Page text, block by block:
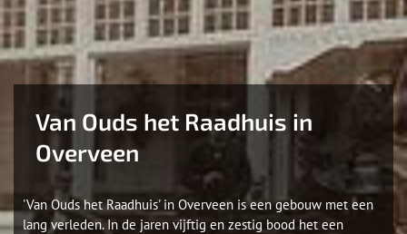
Van Ouds het Raadhuis in
Overveen
'Van Ouds het Raadhuis' in Overveen is een gebouw met een
lang verleden. In de jaren vijftig en zestig bood het een